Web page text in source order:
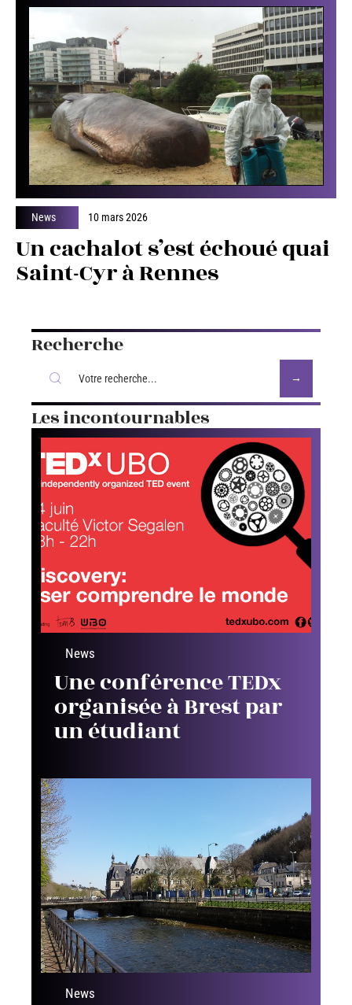
News 10 mars 2026
Un cachalot s’est échoué quai
Saint-Cyr à Rennes
Recherche
Les incontournables
News
Une conférence TEDx
organisée à Brest par
un étudiant
News